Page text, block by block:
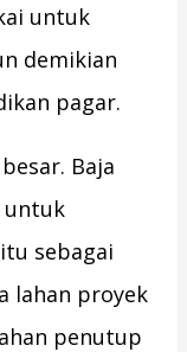
untuk
demikian
pagar.
Baja
untuk
sebagai
lahan proyek
penutup